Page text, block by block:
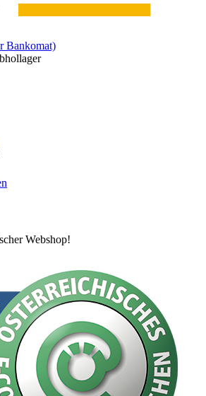
Bankomat)
Webshop!